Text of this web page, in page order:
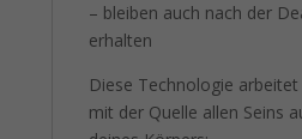
– bleiben auch nach der
erhalten
Diese Technologie
mit der Quelle allen Seins